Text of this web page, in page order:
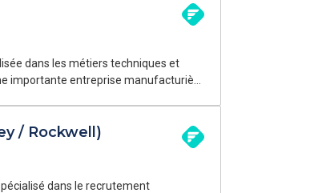
/ Rockwell)
dans le recrutement